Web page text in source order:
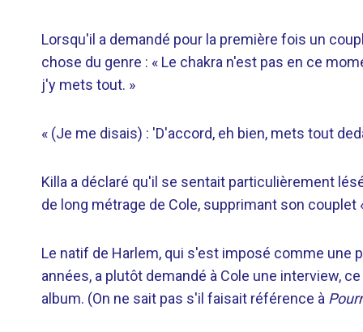
Lorsqu'il a demandé pour la première fois un
chose du genre : « Le chakra n'est pas en ce
j'y mets tout. »
« (Je me disais) : 'D'accord, eh bien, mets tout
Killa a déclaré qu'il se sentait particulièrement
de long métrage de Cole, supprimant son couplet
Le natif de Harlem, qui s'est imposé comme une
années, a plutôt demandé à Cole une interview,
album. (On ne sait pas s'il faisait référence à